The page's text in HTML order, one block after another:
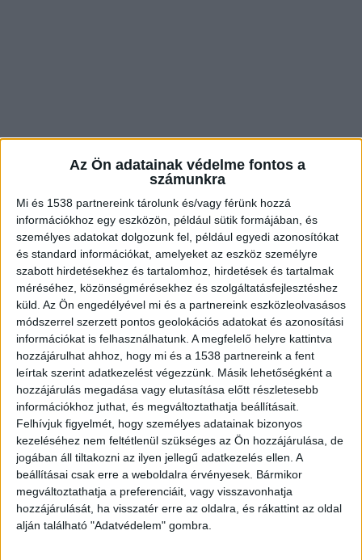
Az Ön adatainak védelme fontos a
számunkra
Mi és 1538 partnereink tárolunk és/vagy férünk hozzá
információkhoz egy eszközön, például sütik formájában, és
személyes adatokat dolgozunk fel, például egyedi azonosítókat
és standard információkat, amelyeket az eszköz személyre
szabott hirdetésekhez és tartalomhoz, hirdetések és tartalmak
méréséhez, közönségmérésekhez és szolgáltatásfejlesztéshez
küld. Az Ön engedélyével mi és a partnereink eszközleolvasásos
módszerrel szerzett pontos geolokációs adatokat és azonosítási
információkat is felhasználhatunk. A megfelelő helyre kattintva
hozzájárulhat ahhoz, hogy mi és a 1538 partnereink a fent
leírtak szerint adatkezelést végezzünk. Másik lehetőségként a
hozzájárulás megadása vagy elutasítása előtt részletesebb
információkhoz juthat, és megváltoztathatja beállításait.
Felhívjuk figyelmét, hogy személyes adatainak bizonyos
kezeléséhez nem feltétlenül szükséges az Ön hozzájárulása, de
jogában áll tiltakozni az ilyen jellegű adatkezelés ellen. A
beállításai csak erre a weboldalra érvényesek. Bármikor
megváltoztathatja a preferenciáit, vagy visszavonhatja
hozzájárulását, ha visszatér erre az oldalra, és rákattint az oldal
alján található "Adatvédelem" gombra.
Teljes átalakítása
A kormány a legutóbbi ülésén tüzetesen
áttekintette a budai várnegyed fejlesztését célzó
grandiózus programot, mivel több olyan
projektet örököltek meg az Orbán-kormánytól,
ahol még tízmilliárdokat kellene kifizetni. Vitézy
Dávid miniszter közölte, a Magyar Közlönyben
már meg is jelentek az első határozatok az állami
intézmények Várba költöztetésének
felülvizsgálatáról.A BudapestKörnyéke.hu
hírportál legfrissebb híreit ide kattintva éred el!
A Facebookon már 700 ezernél is többen követik